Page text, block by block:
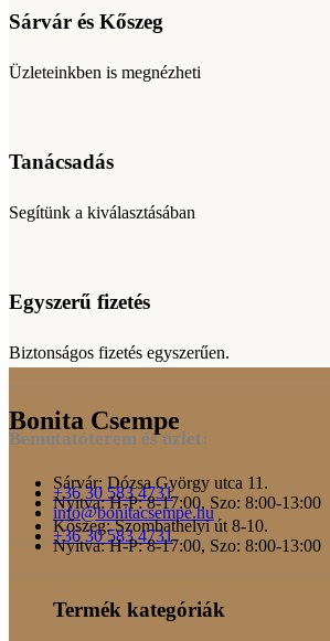
Sárvár és Kőszeg
Üzleteinkben is megnézheti
Tanácsadás
Segítünk a kiválasztásában
Egyszerű fizetés
Biztonságos fizetés egyszerűen.
Bonita Csempe
Bemutatóterem és üzlet:
Sárvár: Dózsa György utca 11.
+36 30 583 4731
Nyitva: H-P: 8-17:00, Szo: 8:00-13:00
info@bonitacsempe.hu
Kőszeg: Szombathelyi út 8-10.
+36 30 583 4731
Nyitva: H-P: 8-17:00, Szo: 8:00-13:00
Termék kategóriák